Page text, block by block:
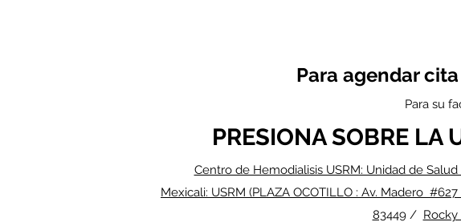
Para agendar
Para su
PRESIONA SOBRE LA
Centro de Hemodialisis USRM: Unidad de
Mexicali: USRM (PLAZA OCOTILLO : Av. Madero
83449 / Rocky